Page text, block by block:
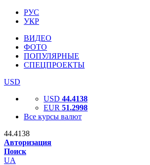
РУС
УКР
ВИДЕО
ФОТО
ПОПУЛЯРНЫЕ
СПЕЦПРОЕКТЫ
USD
USD 44.4138
EUR 51.2998
Все курсы валют
44.4138
Авторизация
Поиск
UA